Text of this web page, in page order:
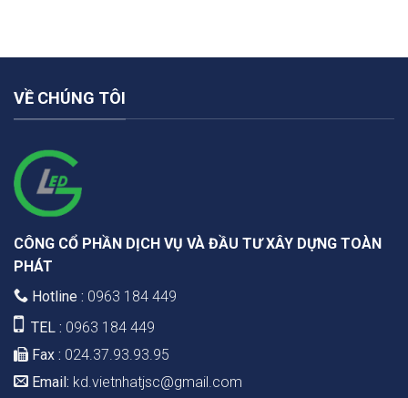
VỀ CHÚNG TÔI
CÔNG CỔ PHẦN DỊCH VỤ VÀ ĐẦU TƯ XÂY DỰNG TOÀN
PHÁT
Hotline : 0963 184 449
TEL : 0963 184 449
Fax : 024.37.93.93.95
Email: kd.vietnhatjsc@gmail.com